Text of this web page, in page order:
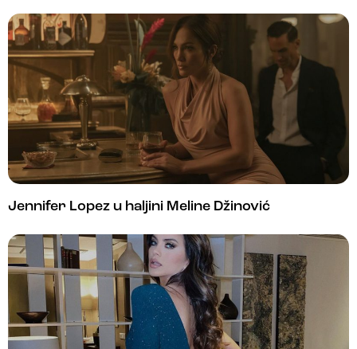
Jennifer Lopez u haljini Meline Džinović